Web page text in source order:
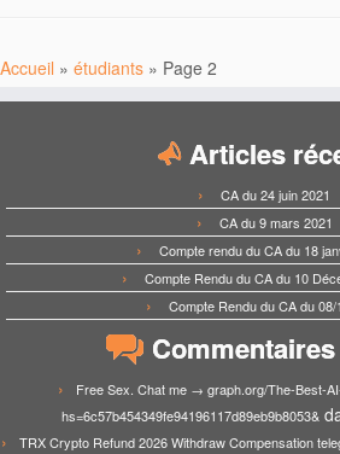
Accueil » étudiants » Page 2
Articles
CA du 24 juin 2021
CA du 9 mars 2021
Compte rendu du CA du 18
Compte Rendu du CA du 10
Compte Rendu du CA du 08/
Free Sex. Chat me → graph.org/The-Best-
hs=6c57b454349fe94196117d89eb9b8053&
TRX Crypto Refund 2026 Withdraw Compensation